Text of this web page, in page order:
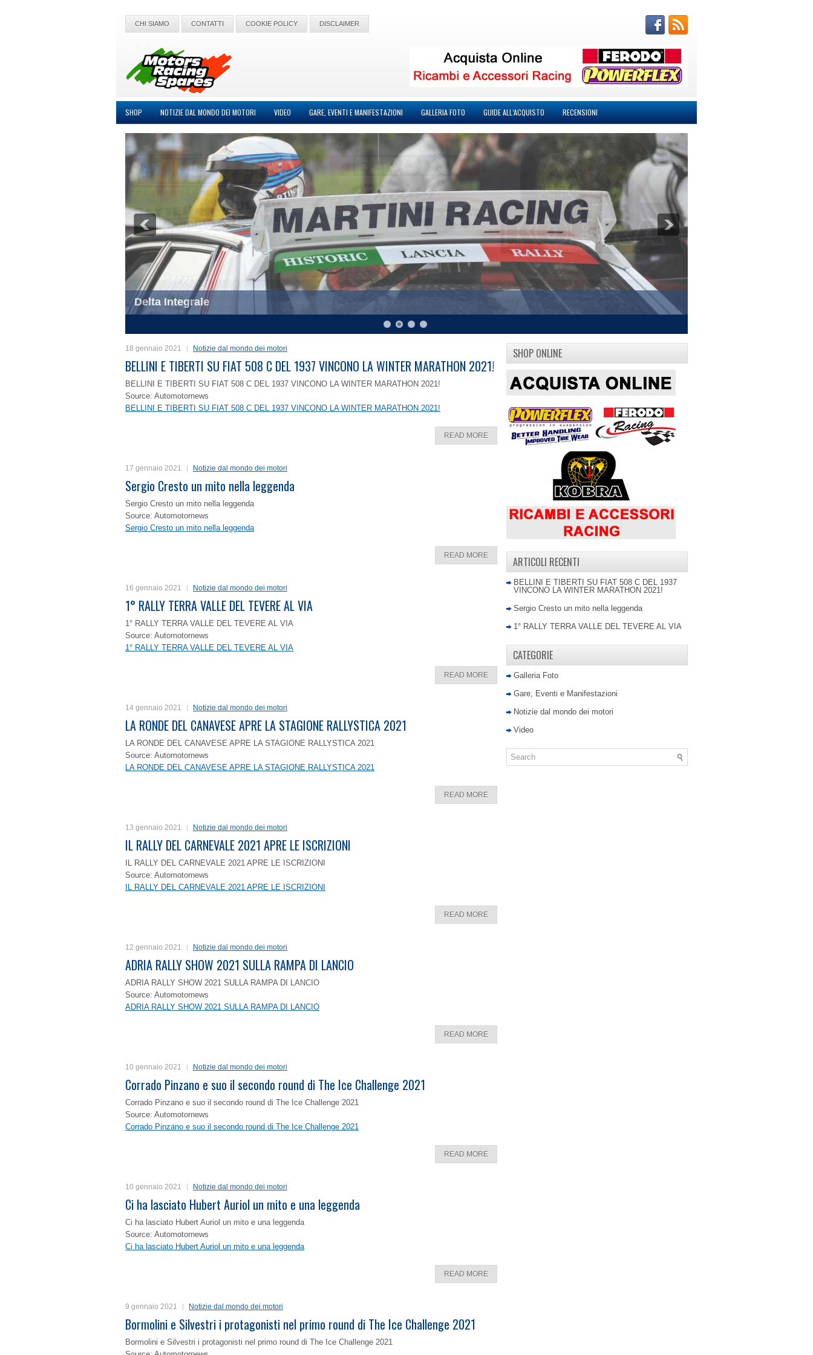
CHI SIAMO CONTATTI COOKIE POLICY DISCLAIMER
SHOP NOTIZIE DAL MONDO DEI MOTORI VIDEO GARE, EVENTI E MANIFESTAZIONI GALLERIA FOTO GUIDE ALL’ACQUISTO RECENSIONI
Delta Integrale
18 gennaio 2021 Notizie dal mondo dei motori
BELLINI E TIBERTI SU FIAT 508 C DEL 1937 VINCONO LA WINTER MARATHON 2021!
BELLINI E TIBERTI SU FIAT 508 C DEL 1937 VINCONO LA WINTER MARATHON 2021!
Source: Automotornews
BELLINI E TIBERTI SU FIAT 508 C DEL 1937 VINCONO LA WINTER MARATHON 2021!
READ MORE
17 gennaio 2021 Notizie dal mondo dei motori
Sergio Cresto un mito nella leggenda
Sergio Cresto un mito nella leggenda
Source: Automotornews
Sergio Cresto un mito nella leggenda
READ MORE
16 gennaio 2021 Notizie dal mondo dei motori
1° RALLY TERRA VALLE DEL TEVERE AL VIA
1° RALLY TERRA VALLE DEL TEVERE AL VIA
Source: Automotornews
1° RALLY TERRA VALLE DEL TEVERE AL VIA
READ MORE
14 gennaio 2021 Notizie dal mondo dei motori
LA RONDE DEL CANAVESE APRE LA STAGIONE RALLYSTICA 2021
LA RONDE DEL CANAVESE APRE LA STAGIONE RALLYSTICA 2021
Source: Automotornews
LA RONDE DEL CANAVESE APRE LA STAGIONE RALLYSTICA 2021
READ MORE
13 gennaio 2021 Notizie dal mondo dei motori
IL RALLY DEL CARNEVALE 2021 APRE LE ISCRIZIONI
IL RALLY DEL CARNEVALE 2021 APRE LE ISCRIZIONI
Source: Automotornews
IL RALLY DEL CARNEVALE 2021 APRE LE ISCRIZIONI
READ MORE
12 gennaio 2021 Notizie dal mondo dei motori
ADRIA RALLY SHOW 2021 SULLA RAMPA DI LANCIO
ADRIA RALLY SHOW 2021 SULLA RAMPA DI LANCIO
Source: Automotornews
ADRIA RALLY SHOW 2021 SULLA RAMPA DI LANCIO
READ MORE
10 gennaio 2021 Notizie dal mondo dei motori
Corrado Pinzano e suo il secondo round di The Ice Challenge 2021
Corrado Pinzano e suo il secondo round di The Ice Challenge 2021
Source: Automotornews
Corrado Pinzano e suo il secondo round di The Ice Challenge 2021
READ MORE
10 gennaio 2021 Notizie dal mondo dei motori
Ci ha lasciato Hubert Auriol un mito e una leggenda
Ci ha lasciato Hubert Auriol un mito e una leggenda
Source: Automotornews
Ci ha lasciato Hubert Auriol un mito e una leggenda
READ MORE
9 gennaio 2021 Notizie dal mondo dei motori
Bormolini e Silvestri i protagonisti nel primo round di The Ice Challenge 2021
Bormolini e Silvestri i protagonisti nel primo round di The Ice Challenge 2021
SHOP ONLINE
ARTICOLI RECENTI
BELLINI E TIBERTI SU FIAT 508 C DEL 1937
VINCONO LA WINTER MARATHON 2021!
Sergio Cresto un mito nella leggenda
1° RALLY TERRA VALLE DEL TEVERE AL VIA
CATEGORIE
Galleria Foto
Gare, Eventi e Manifestazioni
Notizie dal mondo dei motori
Video